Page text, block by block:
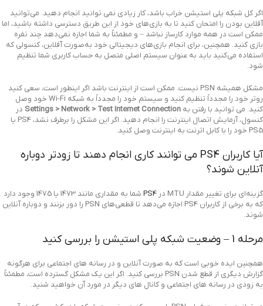
اگر کل شبکه پلی استیشن خراب باشد، کار زیادی نمی توانید انجام دهید. می‌توانید
آفلاین بودن را امتحان کنید تا به بازی‌های خود از این طریق دسترسی داشته باشید، اما
ممکن است در همه موارد کارساز نباشد – و مطمئناً به شما اجازه نمی‌دهد چند نفره
بازی کنید. همچنین، برای انجام بازی‌های دیجیتالی خود به‌صورت آفلاین، کنسولی که
استفاده می‌کنید باید به عنوان سیستم اصلی متصل به حساب کاربری شما تنظیم
شود.
مشکل همیشه PSN نیست. ممکن است از اینترنت باشد اگر اینطور است، سعی کنید
روتر خود را مجدداً تنظیم کنید و سیستم خود را مجدداً به شبکه Wi-Fi خود وصل
کنید. می توانید با رفتن به Settings > Network > Test Internet Connection در
کنسول، آزمایش اتصال اینترنت را انجام دهید. اگر این مشکل را برطرف نشد، PS4 یا
PS5 خود را با کابل اترنت به اینترنت وصل کنید.
آیا کاربران PS4 می توانند کاری انجام دهند تا زودتر دوباره
آنلاین شوند؟
گزینه‌ای برای تغییر مقدار MTU در PS4
شما به مقداری مانند 1473 یا 1475 وجود دارد
که به برخی از کاربران PS4 اجازه می‌دهد تا قطعی‌های PSN را دور بزنند و دوباره آنلاین
شوند.
مرحله 1 – وضعیت شبکه پلی استیشن را بررسی کنید
همچنین ایده خوبی است که به صورت آنلاین و در رسانه های اجتماعی برای هرگونه
گزارش دیگری از قطع شدن PSN بررسی کنید. اگر این یک مشکل گسترده است، مطمئناً
به زودی در رسانه های اجتماعی و کانال های دیگر در مورد آن خواهید شنید.